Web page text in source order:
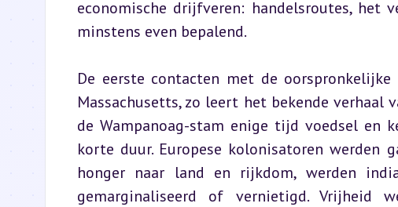
economische drijfveren: handelsroutes, het
minstens even bepalend.
De eerste contacten met de
Massachusetts, zo leert het bekende verhaal
de Wampanoag-stam enige tijd voedsel en
korte duur. Europese kolonisatoren werden
honger naar land en rijkdom, werden
gemarginaliseerd of vernietigd.